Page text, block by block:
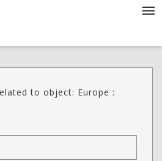
to object: Europe :